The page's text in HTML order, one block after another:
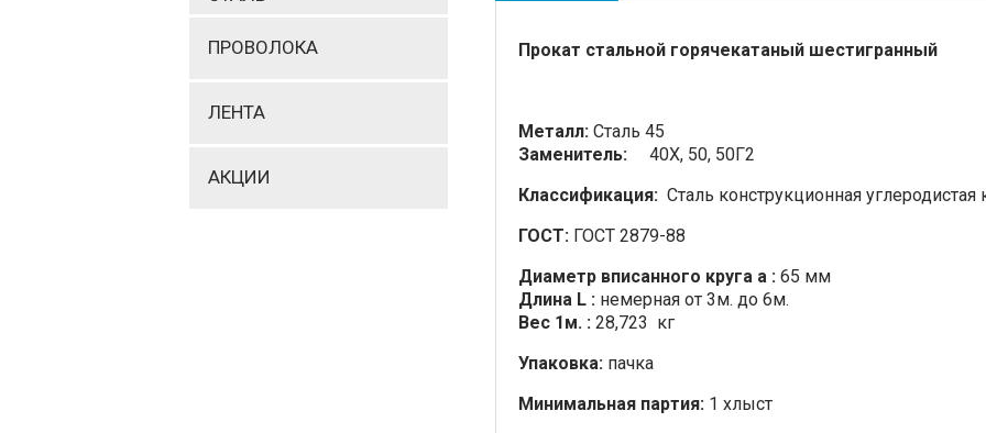
ПРОВОЛОКА
ЛЕНТА
АКЦИИ
Прокат стальной горячекатаный шестигранный
Металл: Сталь 45
Заменитель:
40Х, 50, 50Г2
Классификация: Сталь конструкционная углеродистая
ГОСТ: ГОСТ 2879-88
Диаметр вписанного круга a : 65 мм
Длина L : немерная от 3м. до 6м.
Вес 1м. : 28,723 кг
Упаковка: пачка
Минимальная партия: 1 хлыст